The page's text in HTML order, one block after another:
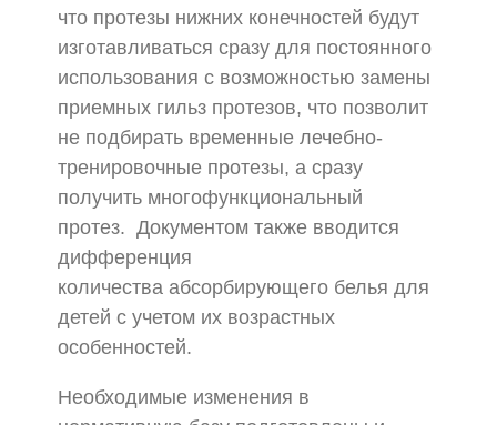
что протезы нижних конечностей будут
изготавливаться сразу для постоянного
использования с возможностью замены
приемных гильз протезов, что позволит
не подбирать временные лечебно-
тренировочные протезы, а сразу
получить многофункциональный
протез. Документом также вводится
дифференция
количества абсорбирующего белья для
детей с учетом их возрастных
особенностей.
Необходимые изменения в